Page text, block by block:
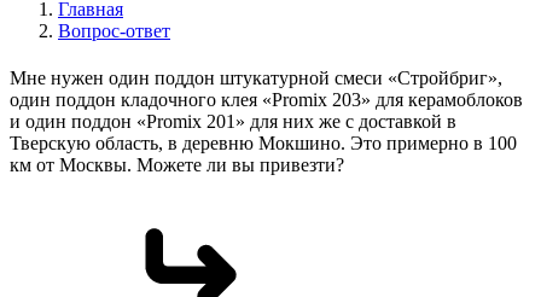
Главная
Вопрос-ответ
Мне нужен один поддон штукатурной смеси «Стройбриг»,
один поддон кладочного клея «Promix 203» для керамоблоков
и один поддон «Promix 201» для них же с доставкой в
Тверскую область, в деревню Мокшино. Это примерно в 100
км от Москвы. Можете ли вы привезти?